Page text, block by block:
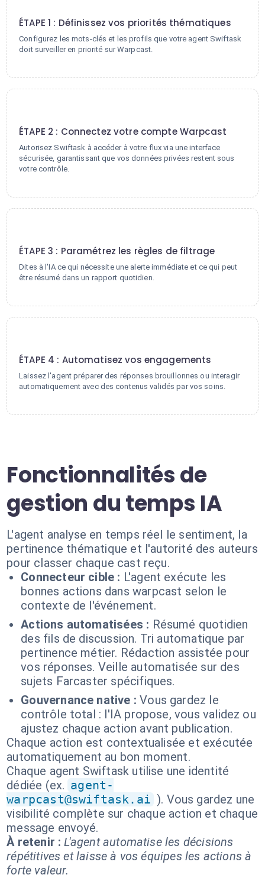
ÉTAPE 1 : Définissez vos priorités thématiques
Configurez les mots-clés et les profils que votre agent Swiftask
doit surveiller en priorité sur Warpcast.
ÉTAPE 2 : Connectez votre compte Warpcast
Autorisez Swiftask à accéder à votre flux via une interface
sécurisée, garantissant que vos données privées restent sous
votre contrôle.
ÉTAPE 3 : Paramétrez les règles de filtrage
Dites à l'IA ce qui nécessite une alerte immédiate et ce qui peut
être résumé dans un rapport quotidien.
ÉTAPE 4 : Automatisez vos engagements
Laissez l'agent préparer des réponses brouillonnes ou interagir
automatiquement avec des contenus validés par vos soins.
Fonctionnalités de
gestion du temps IA
L'agent analyse en temps réel le sentiment, la
pertinence thématique et l'autorité des auteurs
pour classer chaque cast reçu.
Connecteur cible : L'agent exécute les
bonnes actions dans warpcast selon le
contexte de l'événement.
Actions automatisées : Résumé quotidien
des fils de discussion. Tri automatique par
pertinence métier. Rédaction assistée pour
vos réponses. Veille automatisée sur des
sujets Farcaster spécifiques.
Gouvernance native : Vous gardez le
contrôle total : l'IA propose, vous validez ou
ajustez chaque action avant publication.
Chaque action est contextualisée et exécutée
automatiquement au bon moment.
Chaque agent Swiftask utilise une identité
dédiée (ex. agent-
warpcast@swiftask.ai ). Vous gardez une
visibilité complète sur chaque action et chaque
message envoyé.
À retenir : L'agent automatise les décisions
répétitives et laisse à vos équipes les actions à
forte valeur.